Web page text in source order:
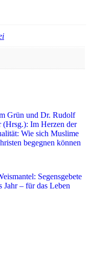
Grün und Dr. Rudolf
(Hrsg.): Im Herzen der
Wie sich Muslime
begegnen können
Segensgebete
Jahr – für das Leben